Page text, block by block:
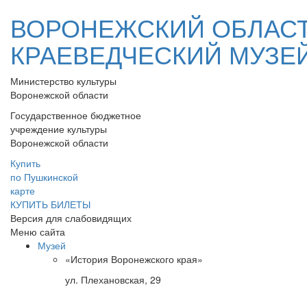
ВОРОНЕЖСКИЙ
КРАЕВЕДЧЕСКИЙ
Министерство культуры
Воронежской области
Государственное бюджетное
учреждение культуры
Воронежской области
Купить
по Пушкинской
карте
КУПИТЬ БИЛЕТЫ
Версия для слабовидящих
Меню сайта
Музей
«История Воронежского края»
ул. Плехановская, 29